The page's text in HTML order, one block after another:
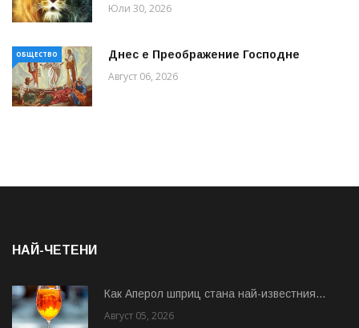
Юли 30, 2026
ОБЩЕСТВО Днес е Преображение Господне
Август 06, 2026
НАЙ-ЧЕТЕНИ
Как Аперол шприц стана най-известния...
Август 05, 2026